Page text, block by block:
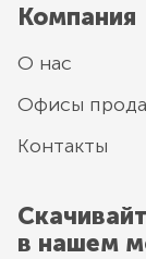
Компания
О нас
Офисы
Контакты
в нашем